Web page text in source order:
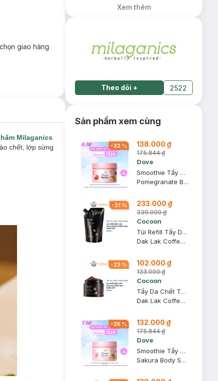
giao hàng
Milaganics
chết, lớp sừng
Xem thêm
Theo dõi + 2522
Sản phẩm xem cùng
-22% 138.000 ₫
175.844 ₫
Dove
Smoothie Tẩy Da Chết Dove Hương Lựu Đỏ 280g (Mẫu Mới)
Pomegranate Body Scrub
-31 % 233.000 ₫
339.000 ₫
Cocoon
Túi Refill Tẩy Da Chết Toàn Thân Cocoon Sạch Da 600ml
Dak Lak Coffee Body Polish
-23 % 102.000 ₫
133.000 ₫
Cocoon
Tẩy Da Chết Toàn Thân Cocoon Cà Phê Đắk Lắk 200ml
Dak Lak Coffee Body Polish
-25% 132.000 ₫
175.844 ₫
Dove
Smoothie Tẩy Da Chết Dove Hương Hoa Anh Đào 280g (Mẫu Mới)
Sakura Body Scrub